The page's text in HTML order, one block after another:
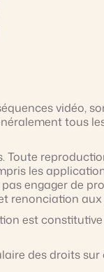
vidéo,
tous
Toute
les
engager de
renonciation
est
des droits sur